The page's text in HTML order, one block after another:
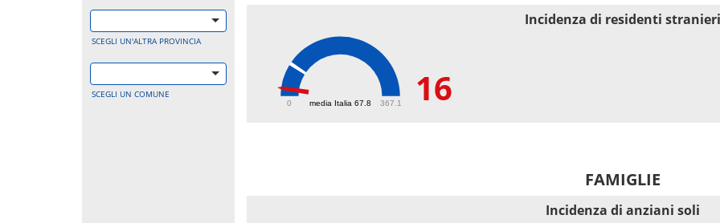
SCEGLI UN'ALTRA PROVINCIA
SCEGLI UN COMUNE
media Italia 67.8
0 367.1 16
Incidenza di residenti stranieri
FAMIGLIE
Incidenza di anziani soli